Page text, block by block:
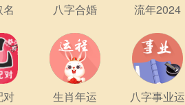
八字合婚 流年2024
对 生肖年运 八字事业运